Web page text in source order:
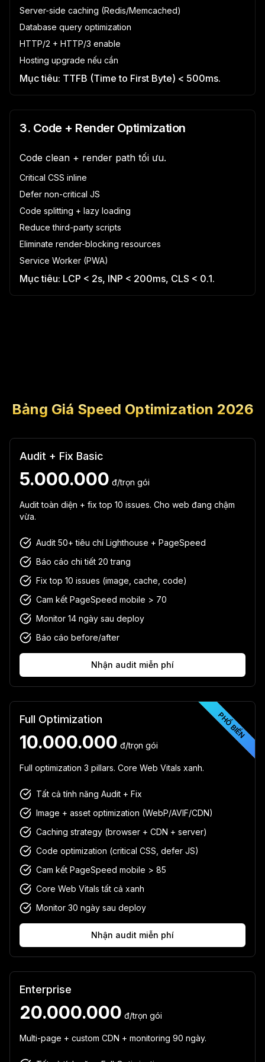
Server-side caching (Redis/Memcached)
Database query optimization
HTTP/2 + HTTP/3 enable
Hosting upgrade nếu cần
Mục tiêu: TTFB (Time to First Byte) < 500ms.
3. Code + Render Optimization
Code clean + render path tối ưu.
Critical CSS inline
Defer non-critical JS
Code splitting + lazy loading
Reduce third-party scripts
Eliminate render-blocking resources
Service Worker (PWA)
Mục tiêu: LCP < 2s, INP < 200ms, CLS < 0.1.
Bảng Giá Speed Optimization 2026
Audit + Fix Basic
5.000.000 đ/trọn gói
Audit toàn diện + fix top 10 issues. Cho web đang chậm
vừa.
Audit 50+ tiêu chí Lighthouse + PageSpeed
Báo cáo chi tiết 20 trang
Fix top 10 issues (image, cache, code)
Cam kết PageSpeed mobile > 70
Monitor 14 ngày sau deploy
Báo cáo before/after
Nhận audit miễn phí
PHỔ BIẾN
Full Optimization
10.000.000 đ/trọn gói
Full optimization 3 pillars. Core Web Vitals xanh.
Tất cả tính năng Audit + Fix
Image + asset optimization (WebP/AVIF/CDN)
Caching strategy (browser + CDN + server)
Code optimization (critical CSS, defer JS)
Cam kết PageSpeed mobile > 85
Core Web Vitals tất cả xanh
Monitor 30 ngày sau deploy
Nhận audit miễn phí
Enterprise
20.000.000 đ/trọn gói
Multi-page + custom CDN + monitoring 90 ngày.